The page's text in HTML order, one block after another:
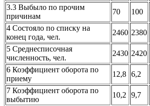
3.3 Выбыло по прочим
причинам
70 100
4 Состояло по списку на
конец года, чел.
2460 2380
5 Среднесписочная
численность, чел.
2430 2420
6 Коэффициент оборота по
приему
12,8 6,2
7 Коэффициент оборота по
выбытию
10,2 9,7